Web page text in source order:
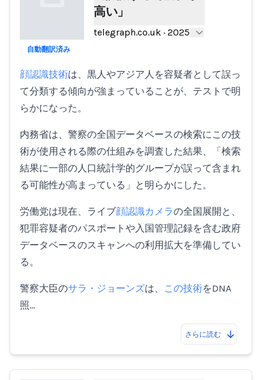
高い」
telegraph.co.uk · 2025
自動翻訳済み
顔認識技術は、黒人やアジア人を容疑者として誤っ
て分類する傾向が強まっていることが、テストで明
らかになった。
内務省は、警察の全国データベースの検索にこの技
術が使用される際の仕組みを調査した結果、「検索
結果に一部の人口統計学的グループが誤って含まれ
る可能性が高まっている」と明らかにした。
労働党は現在、ライブ顔認識カメラの全国展開と、
犯罪容疑者のパスポートや入国管理記録を含む政府
データベースのスキャンへの利用拡大を準備してい
る。
警察大臣のサラ・ジョーンズは、 この技術をDNA
照…
さらに読む